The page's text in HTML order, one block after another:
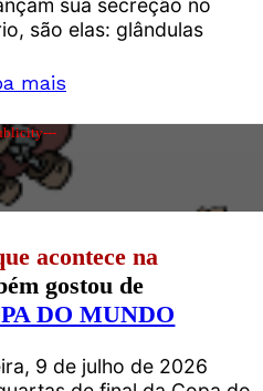
sua secreção no
são elas: glândulas
mais
acontece na
gostou de
DO MUNDO
9 de julho de 2026